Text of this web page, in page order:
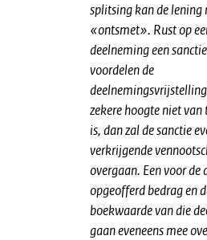
splitsing kan de lening
«ontsmet». Rust op
deelneming een
voordelen de
zekere hoogte niet van
is, dan zal de sanctie
verkrijgende
overgaan. Een voor de
opgeofferd bedrag en
boekwaarde van die
gaan eveneens mee